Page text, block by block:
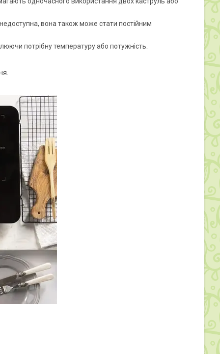
вона також може стати постійним
потрібну температуру або потужність.